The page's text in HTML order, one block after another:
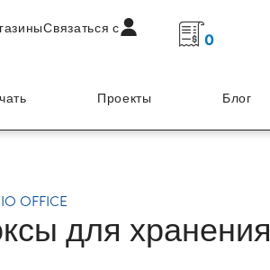
Связаться с
0
Проекты Блог
OFFICE
для хранения